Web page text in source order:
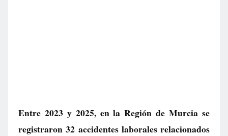
Entre 2023 y 2025, en la Región de Murcia se
registraron 32 accidentes laborales relacionados